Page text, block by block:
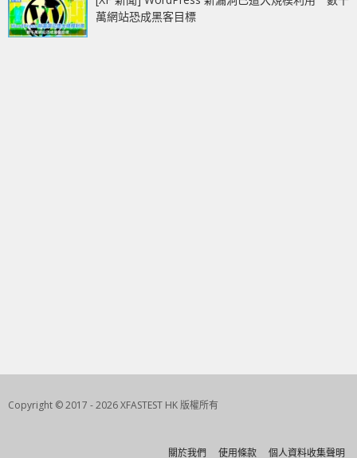
萬網站恐成黑客目標
Copyright © 2017 - 2026 XFASTEST HK 版權所有
關於我們 使用條款 個人資料收集聲明